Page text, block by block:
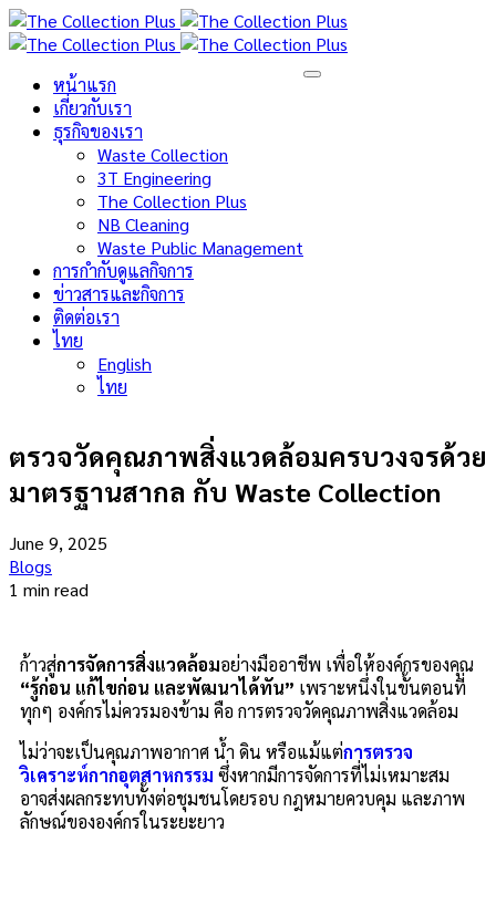
หน้าแรก
เกี่ยวกับเรา
ธุรกิจของเรา
Waste Collection
3T Engineering
The Collection Plus
NB Cleaning
Waste Public Management
การกำกับดูแลกิจการ
ข่าวสารและกิจการ
ติดต่อเรา
ไทย
English
ไทย
ตรวจวัดคุณภาพสิ่งแวดล้อมครบวงจรด้วย
มาตรฐานสากล กับ Waste Collection
June 9, 2025
Blogs
1 min read
ก้าวสู่การจัดการสิ่งแวดล้อมอย่างมืออาชีพ เพื่อให้องค์กรของคุณ
“รู้ก่อน แก้ไขก่อน และพัฒนาได้ทัน” เพราะหนึ่งในขั้นตอนที่
ทุกๆ องค์กรไม่ควรมองข้าม คือ การตรวจวัดคุณภาพสิ่งแวดล้อม
ไม่ว่าจะเป็นคุณภาพอากาศ น้ำ ดิน หรือแม้แต่การตรวจ
วิเคราะห์กากอุตสาหกรรม ซึ่งหากมีการจัดการที่ไม่เหมาะสม
อาจส่งผลกระทบทั้งต่อชุมชนโดยรอบ กฎหมายควบคุม และภาพ
ลักษณ์ขององค์กรในระยะยาว